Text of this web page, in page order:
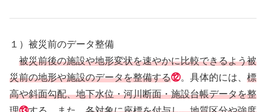
１）被災前のデータ整備
被災前後の施設や地形変状を速やかに比較できるよう被
災前の地形や施設のデータを整備する⑫。具体的には、 標
高や斜面勾配、地下水位・河川断面・施設台帳データを整